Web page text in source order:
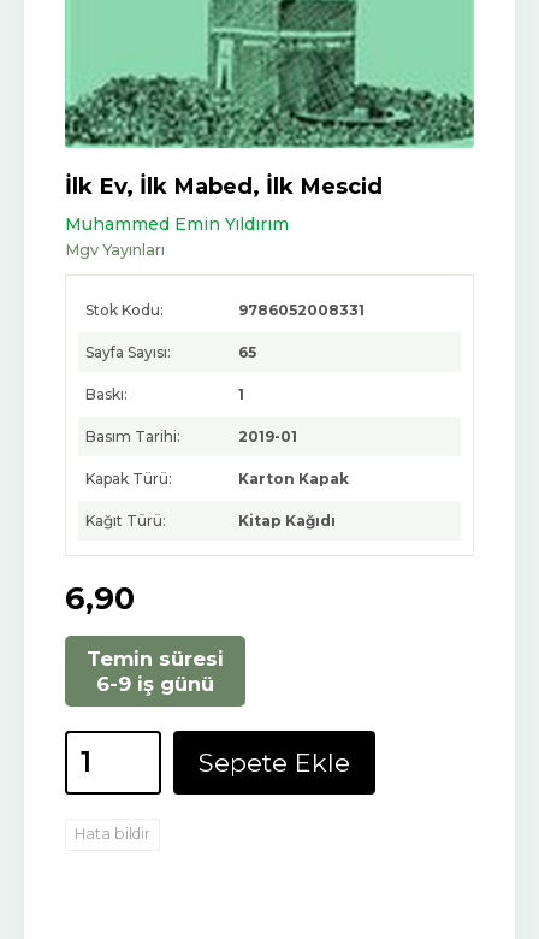
İlk Ev, İlk Mabed, İlk Mescid
Muhammed Emin Yıldırım
Mgv Yayınları
Stok Kodu: 9786052008331
Sayfa Sayısı: 65
Baskı: 1
Basım Tarihi: 2019-01
Kapak Türü: Karton Kapak
Kağıt Türü: Kitap Kağıdı
6,90
Temin süresi
6-9 iş günü
Sepete Ekle
Hata bildir